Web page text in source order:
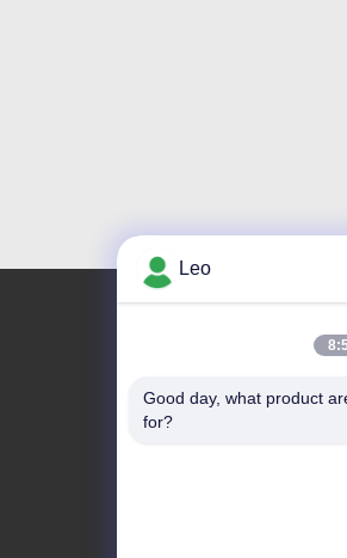
Adres
Leo
Good day, what product
for?